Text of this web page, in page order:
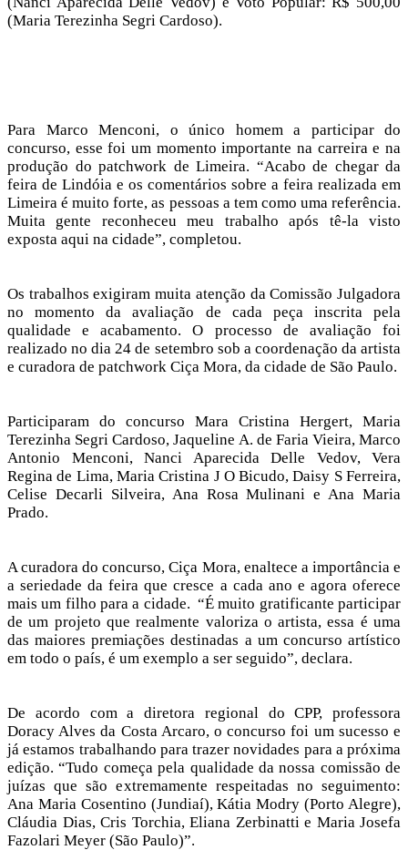
(Maria Terezinha Segri Cardoso).
Para Marco Menconi, o único homem a participar do
concurso, esse foi um momento importante na carreira e na
produção do patchwork de Limeira. “Acabo de chegar da
feira de Lindóia e os comentários sobre a feira realizada em
Limeira é muito forte, as pessoas a tem como uma referência.
Muita gente reconheceu meu trabalho após tê-la visto
exposta aqui na cidade”, completou.
Os trabalhos exigiram muita atenção da Comissão Julgadora
no momento da avaliação de cada peça inscrita pela
qualidade e acabamento. O processo de avaliação foi
realizado no dia 24 de setembro sob a coordenação da artista
e curadora de patchwork Ciça Mora, da cidade de São Paulo.
Participaram do concurso
Mara Cristina Hergert, Maria
Terezinha Segri Cardoso, Jaqueline A. de Faria Vieira, Marco
Antonio Menconi, Nanci Aparecida Delle Vedov, Vera
Regina de Lima, Maria Cristina J O Bicudo, Daisy S Ferreira,
Celise Decarli Silveira, Ana Rosa Mulinani e Ana Maria
Prado.
A curadora do concurso, Ciça Mora, enaltece a importância e
a seriedade da feira que cresce a cada ano e agora oferece
mais um filho para a cidade. “É muito gratificante participar
de um projeto que realmente valoriza o artista, essa é uma
das maiores premiações destinadas a um concurso artístico
em todo o país, é um exemplo a ser seguido”, declara.
De acordo com a diretora regional do CPP, professora
Doracy Alves da Costa Arcaro, o concurso foi um sucesso e
já estamos trabalhando para trazer novidades para a próxima
edição. “Tudo começa pela qualidade da nossa comissão de
juízas que são extremamente respeitadas no seguimento:
Ana Maria Cosentino (Jundiaí), Kátia Modry (Porto Alegre),
Cláudia Dias, Cris Torchia, Eliana Zerbinatti e Maria Josefa
Fazolari Meyer (São Paulo)”.